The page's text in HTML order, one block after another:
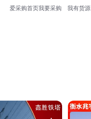
爱采购首页我要采购 我有货源